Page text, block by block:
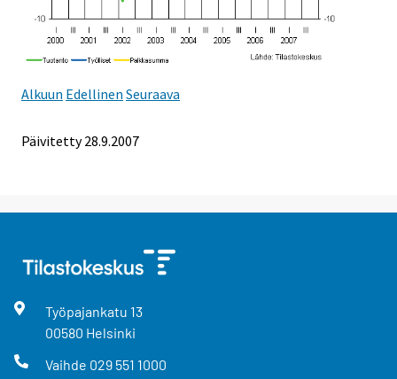
Alkuun Edellinen Seuraava
Päivitetty28.9.2007
Työpajankatu 13
00580 Helsinki
Vaihde 029 551 1000